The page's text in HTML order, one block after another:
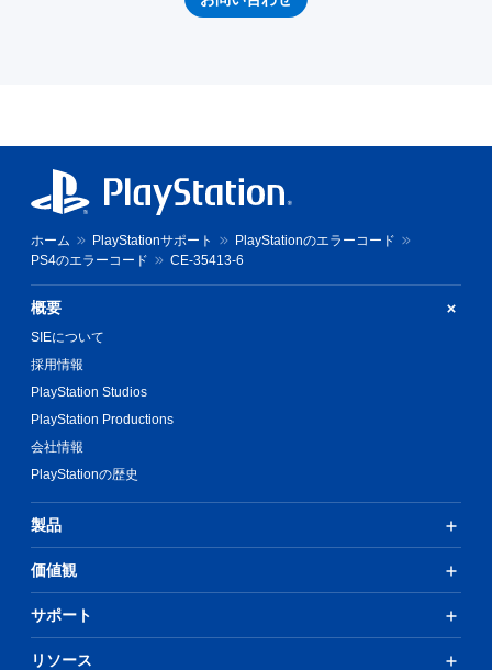
ホーム PlayStationサポート
PlayStationのエラーコード
PS4のエラーコード
CE-35413-6
概要
SIEについて
採用情報
PlayStation Studios
PlayStation Productions
会社情報
PlayStationの歴史
製品
価値観
サポート
リソース